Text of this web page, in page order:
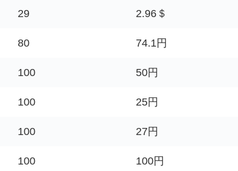
29 2.96＄
80 74.1円
100 50円
100 25円
100 27円
100 100円